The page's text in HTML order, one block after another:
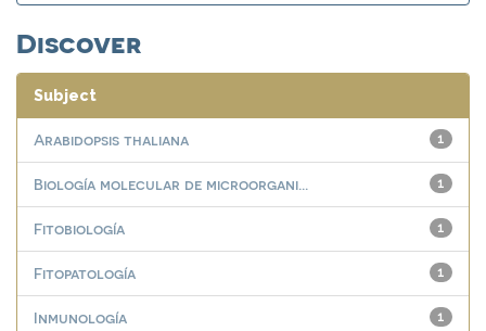
Discover
Subject
1
Arabidopsis thaliana
1
Biología molecular de microorgani...
1
Fitobiología
1
Fitopatología
1
Inmunología